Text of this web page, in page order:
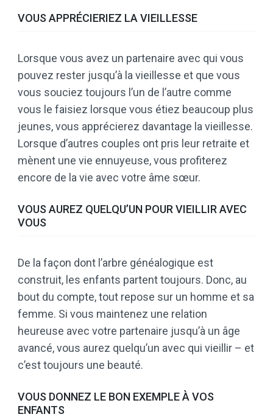
VOUS APPRÉCIERIEZ LA VIEILLESSE
Lorsque vous avez un partenaire avec qui vous
pouvez rester jusqu’à la vieillesse et que vous
vous souciez toujours l’un de l’autre comme
vous le faisiez lorsque vous étiez beaucoup plus
jeunes, vous apprécierez davantage la vieillesse.
Lorsque d’autres couples ont pris leur retraite et
mènent une vie ennuyeuse, vous profiterez
encore de la vie avec votre âme sœur.
VOUS AUREZ QUELQU’UN POUR VIEILLIR AVEC
VOUS
De la façon dont l’arbre généalogique est
construit, les enfants partent toujours. Donc, au
bout du compte, tout repose sur un homme et sa
femme. Si vous maintenez une relation
heureuse avec votre partenaire jusqu’à un âge
avancé, vous aurez quelqu’un avec qui vieillir – et
c’est toujours une beauté.
VOUS DONNEZ LE BON EXEMPLE À VOS
ENFANTS